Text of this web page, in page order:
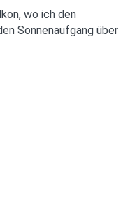
wo ich den
Sonnenaufgang über